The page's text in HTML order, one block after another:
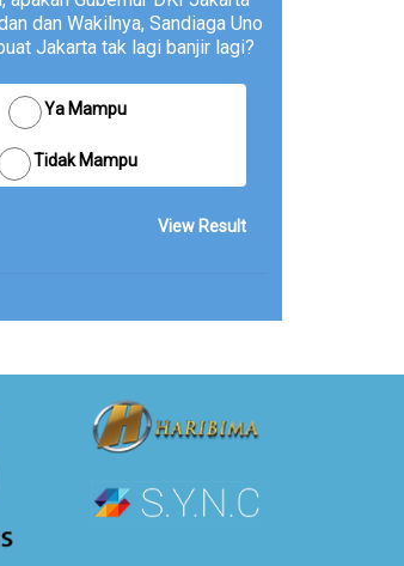
dan Wakilnya, Sandiaga Uno
Jakarta tak lagi banjir lagi?
Ya Mampu
Tidak Mampu
View Result